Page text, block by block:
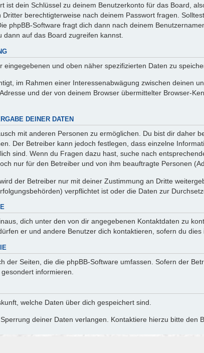
ist dein Schlüssel zu deinem Benutzerkonto für das Board,
berechtigterweise nach deinem Passwort fragen.
phpBB-Software fragt dich dann nach deinem
dann auf das Board zugreifen kannst.
eingegebenen und oben näher spezifizierten Daten zu
im Rahmen einer Interessenabwägung zwischen deinen
und der von deinem Browser übermittelter Browser-
DEINER DATEN
mit anderen Personen zu ermöglichen. Du bist dir daher
Der Betreiber kann jedoch festlegen, dass einzelne
sind. Wenn du Fragen dazu hast, suche nach
nur für den Betreiber und von ihm beauftragte Personen
der Betreiber nur mit deiner Zustimmung an Dritte
verpflichtet ist oder die Daten zur
dich unter den von dir angegebenen Kontaktdaten zu
er und andere Benutzer dich kontaktieren, sofern du
der Seiten, die die phpBB-Software umfassen. Sofern der
informieren.
welche Daten über dich gespeichert sind.
deiner Daten verlangen. Kontaktiere hierzu bitte den